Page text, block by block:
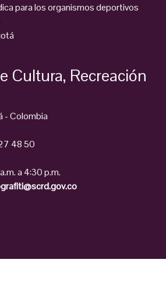
para los organismos deportivos
Cultura, Recreación
- Colombia
48 50
a 4:30 p.m.